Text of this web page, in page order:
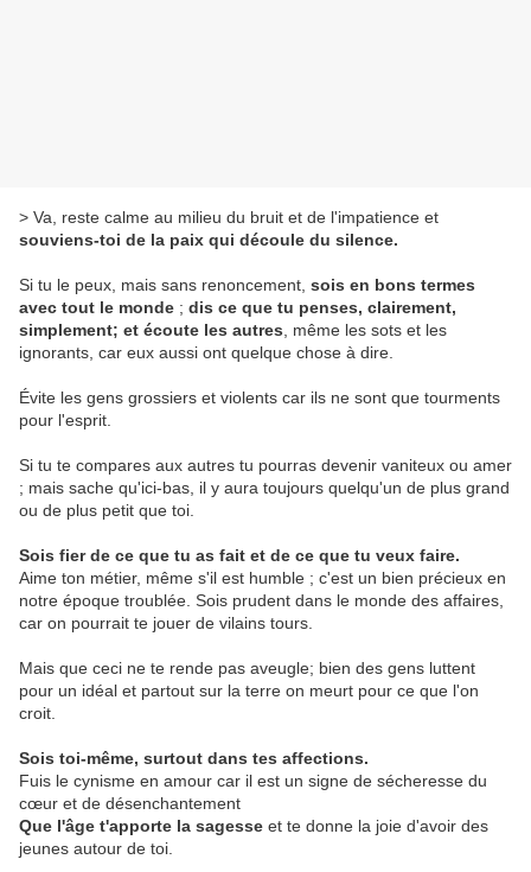
> Va, reste calme au milieu du bruit et de l'impatience et
souviens-toi de la paix qui découle du silence.
Si tu le peux, mais sans renoncement, sois en bons termes
avec tout le monde ; dis ce que tu penses, clairement,
simplement; et écoute les autres , même les sots et les
ignorants, car eux aussi ont quelque chose à dire.
Évite les gens grossiers et violents car ils ne sont que tourments
pour l'esprit.
Si tu te compares aux autres tu pourras devenir vaniteux ou amer
; mais sache qu'ici-bas, il y aura toujours quelqu'un de plus grand
ou de plus petit que toi.
Sois fier de ce que tu as fait et de ce que tu veux faire.
Aime ton métier, même s'il est humble ; c'est un bien précieux en
notre époque troublée. Sois prudent dans le monde des affaires,
car on pourrait te jouer de vilains tours.
Mais que ceci ne te rende pas aveugle; bien des gens luttent
pour un idéal et partout sur la terre on meurt pour ce que l'on
croit.
Sois toi-même, surtout dans tes affections.
Fuis le cynisme en amour car il est un signe de sécheresse du
cœur et de désenchantement
Que l'âge t'apporte la sagesse et te donne la joie d'avoir des
jeunes autour de toi.